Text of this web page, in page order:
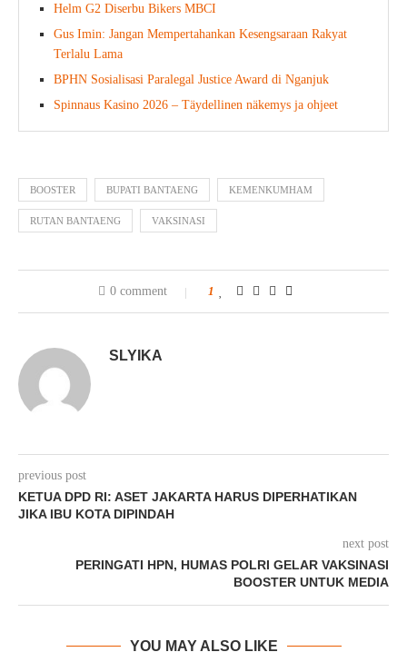
Helm G2 Diserbu Bikers MBCI
Gus Imin: Jangan Mempertahankan Kesengsaraan Rakyat
Terlalu Lama
BPHN Sosialisasi Paralegal Justice Award di Nganjuk
Spinnaus Kasino 2026 – Täydellinen näkemys ja ohjeet
BOOSTER BUPATI BANTAENG KEMENKUMHAM
RUTAN BANTAENG VAKSINASI
0 comment 1
SLYIKA
previous post
KETUA DPD RI: ASET JAKARTA HARUS DIPERHATIKAN
JIKA IBU KOTA DIPINDAH
next post
PERINGATI HPN, HUMAS POLRI GELAR VAKSINASI
BOOSTER UNTUK MEDIA
YOU MAY ALSO LIKE